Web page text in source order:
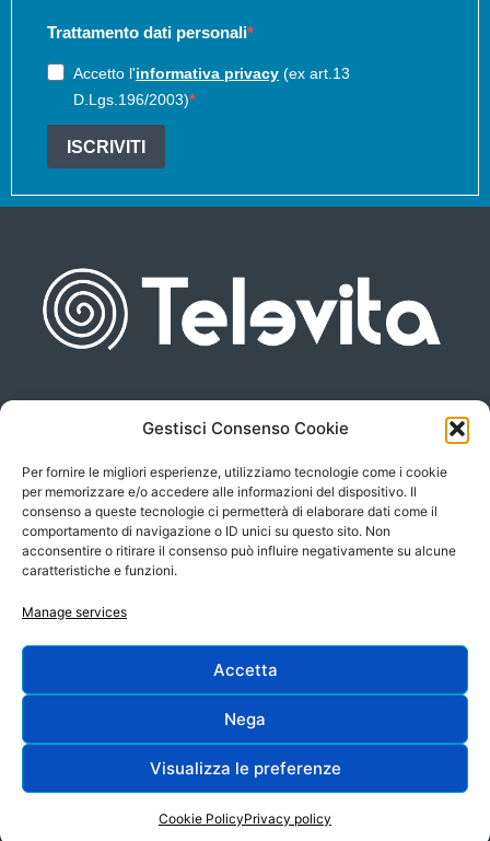
Gestisci Consenso Cookie
Per fornire le migliori esperienze, utilizziamo tecnologie come i cookie
per memorizzare e/o accedere alle informazioni del dispositivo. Il
consenso a queste tecnologie ci permetterà di elaborare dati come il
comportamento di navigazione o ID unici su questo sito. Non
acconsentire o ritirare il consenso può influire negativamente su alcune
caratteristiche e funzioni.
Manage services
Accetta
Nega
Visualizza le preferenze
Cookie PolicyPrivacy policy
Trattamento dati personali
Accetto l'informativa privacy (ex art.13
D.Lgs.196/2003)
ISCRIVITI
Piazza san Giovanni, 6
P.Iva 00566630323
info@televita.it
Progetto e sviluppo: